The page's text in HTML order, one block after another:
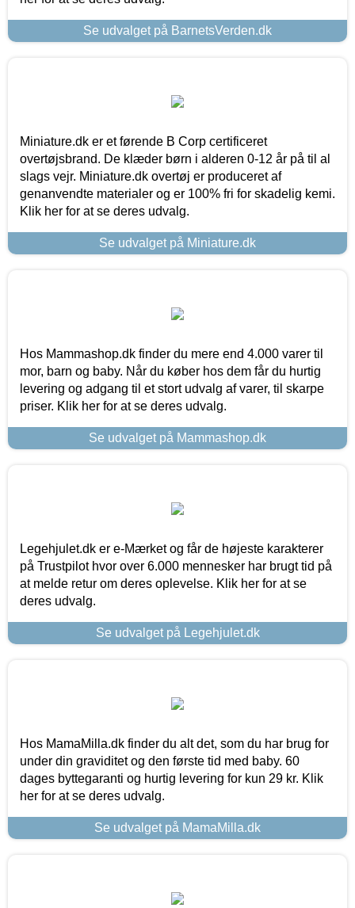
Se udvalget på BarnetsVerden.dk
Miniature.dk er et førende B Corp certificeret
overtøjsbrand. De klæder børn i alderen 0-12 år på til al
slags vejr. Miniature.dk overtøj er produceret af
genanvendte materialer og er 100% fri for skadelig kemi.
Klik her for at se deres udvalg.
Se udvalget på Miniature.dk
Hos Mammashop.dk finder du mere end 4.000 varer til
mor, barn og baby. Når du køber hos dem får du hurtig
levering og adgang til et stort udvalg af varer, til skarpe
priser. Klik her for at se deres udvalg.
Se udvalget på Mammashop.dk
Legehjulet.dk er e-Mærket og får de højeste karakterer
på Trustpilot hvor over 6.000 mennesker har brugt tid på
at melde retur om deres oplevelse. Klik her for at se
deres udvalg.
Se udvalget på Legehjulet.dk
Hos MamaMilla.dk finder du alt det, som du har brug for
under din graviditet og den første tid med baby. 60
dages byttegaranti og hurtig levering for kun 29 kr. Klik
her for at se deres udvalg.
Se udvalget på MamaMilla.dk